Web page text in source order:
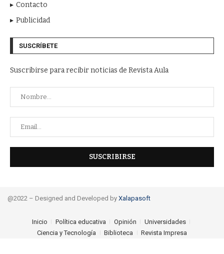
Contacto
Publicidad
SUSCRÍBETE
Suscribirse para recibir noticias de Revista Aula
@2022 – Designed and Developed by Xalapasoft
Inicio Política educativa Opinión
Universidades
Ciencia y Tecnología
Biblioteca Revista Impresa